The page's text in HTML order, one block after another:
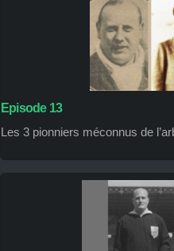
Episode 13
Les 3 pionniers méconnus de